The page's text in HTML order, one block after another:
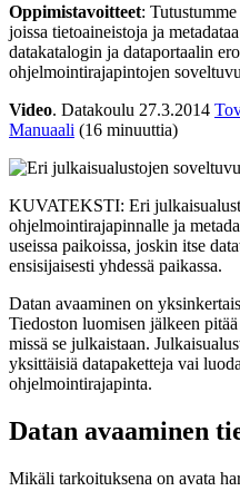
Oppimistavoitteet:
joissa tietoaineistoja ja
datakatalogin ja dataportaalin
ohjelmointirajapintojen
Video. Datakoulu 27.3.2014
Manuaali (16 minuuttia)
KUVATEKSTI: Eri
ohjelmointirajapinnalle ja
useissa paikoissa, joskin itse
ensisijaisesti yhdessä paikassa.
Datan avaaminen on
Tiedoston luomisen jälkeen
missä se julkaistaan.
yksittäisiä datapaketteja vai
ohjelmointirajapinta.
Datan avaaminen
Mikäli tarkoituksena on avata